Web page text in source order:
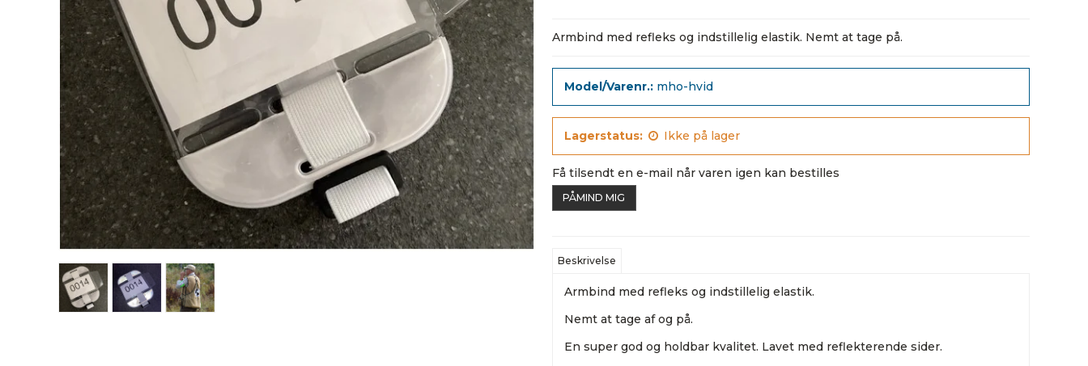
Armbind med refleks og indstillelig elastik. Nemt at tage på.
Model/Varenr.: mho-hvid
Lagerstatus: Ikke på lager
Få tilsendt en e-mail når varen igen kan bestilles
PÅMIND MIG
Beskrivelse
Armbind med refleks og indstillelig elastik.
Nemt at tage af og på.
En super god og holdbar kvalitet. Lavet med reflekterende sider.